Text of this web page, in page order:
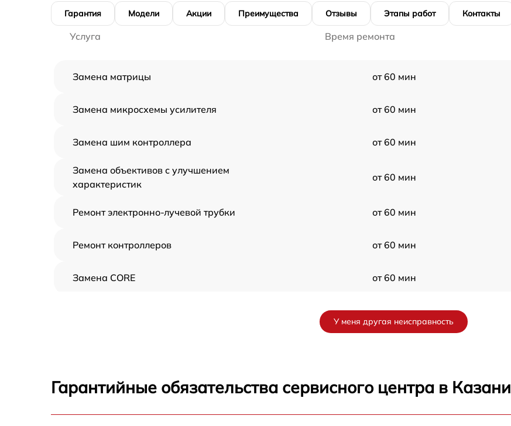
Гарантия Модели Акции Преимущества Отзывы Этапы работ Контакты
Услуга Время ремонта
Замена матрицы от 60 мин
Замена микросхемы усилителя от 60 мин
Замена шим контроллера от 60 мин
Замена объективов с улучшением
характеристик
от 60 мин
Ремонт электронно-лучевой трубки от 60 мин
Ремонт контроллеров от 60 мин
Замена CORE от 60 мин
от 60 мин
У меня другая неисправность
Гарантийные обязательства сервисного центра в Казани